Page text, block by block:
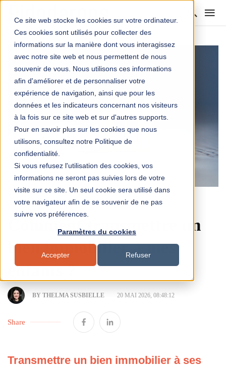
Ce site web stocke les cookies sur votre ordinateur.
Ces cookies sont utilisés pour collecter des
informations sur la manière dont vous interagissez
avec notre site web et nous permettent de nous
souvenir de vous. Nous utilisons ces informations
afin d'améliorer et de personnaliser votre
expérience de navigation, ainsi que pour les
données et les indicateurs concernant nos visiteurs
à la fois sur ce site web et sur d'autres supports.
Pour en savoir plus sur les cookies que nous
utilisons, consultez notre Politique de
confidentialité.
Si vous refusez l'utilisation des cookies, vos
informations ne seront pas suivies lors de votre
visite sur ce site. Un seul cookie sera utilisé dans
votre navigateur afin de se souvenir de ne pas
suivre vos préférences.
Paramètres du cookies
Accepter Refuser
ARGENT
Comment transmettre un
bien immobilier à mes
enfants ?
BY THELMA SUSBIELLE 20 MAI 2026, 08:48:12
Share
Transmettre un bien immobilier à ses